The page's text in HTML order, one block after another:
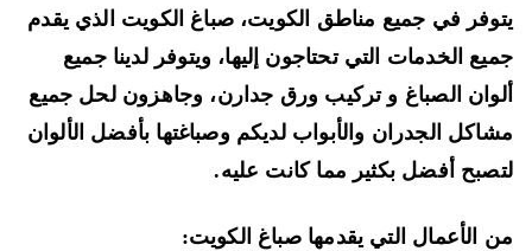
في جميع مناطق الكويت، صباغ الكويت الذي يقدم
الخدمات التي تحتاجون إليها، ويتوفر لدينا جميع
الصباغ و تركيب ورق جدارن، وجاهزون لحل جميع
الجدران والأبواب لديكم وصباغتها بأفضل الألوان
أفضل بكثير مما كانت عليه.
الأعمال التي يقدمها صباغ الكويت: